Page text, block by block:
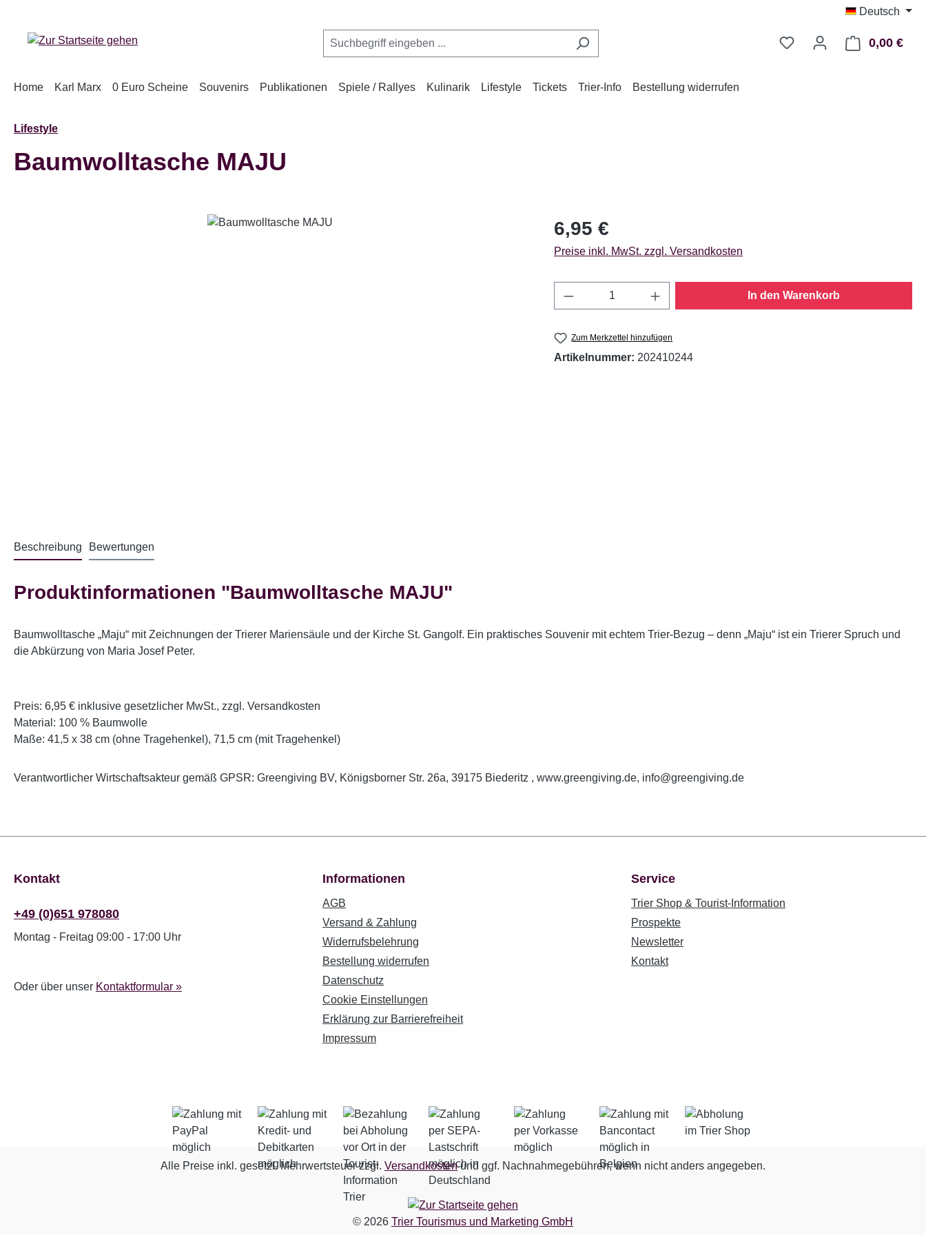
Deutsch
0,00 €
Home Karl Marx 0 Euro Scheine Souvenirs Publikationen Spiele / Rallyes Kulinarik Lifestyle Tickets Trier-Info Bestellung widerrufen
Lifestyle
Baumwolltasche MAJU
Regulärer Preis:
6,95 €
Preise inkl. MwSt. zzgl. Versandkosten
Anzahl an Artikeln: Gib den gewünschten Wert
In den Warenkorb
Zum Merkzettel hinzufügen
Artikelnummer: 202410244
Beschreibung Bewertungen
Produktinformationen "Baumwolltasche MAJU"
Baumwolltasche „Maju“ mit Zeichnungen der Trierer Mariensäule und der Kirche St. Gangolf. Ein praktisches Souvenir mit echtem Trier-Bezug – denn „Maju“ ist ein Trierer Spruch und
die Abkürzung von Maria Josef Peter.
Preis: 6,95 € inklusive gesetzlicher MwSt., zzgl. Versandkosten
Material: 100 % Baumwolle
Maße: 41,5 x 38 cm (ohne Tragehenkel), 71,5 cm (mit Tragehenkel)
Verantwortlicher Wirtschaftsakteur gemäß GPSR: Greengiving BV, Königsborner Str. 26a, 39175 Biederitz , www.greengiving.de, info@greengiving.de
Kontakt
+49 (0)651 978080
Montag - Freitag 09:00 - 17:00 Uhr
Oder über unser Kontaktformular »
Informationen
AGB
Versand & Zahlung
Widerrufsbelehrung
Bestellung widerrufen
Datenschutz
Cookie Einstellungen
Erklärung zur Barrierefreiheit
Impressum
Service
Trier Shop & Tourist-Information
Prospekte
Newsletter
Kontakt
Alle Preise inkl. gesetzl. Mehrwertsteuer zzgl. Versandkostenund ggf. Nachnahmegebühren, wenn nicht anders angegeben.
© 2026 Trier Tourismus und Marketing GmbH